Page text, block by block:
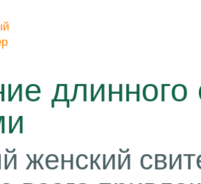
женский